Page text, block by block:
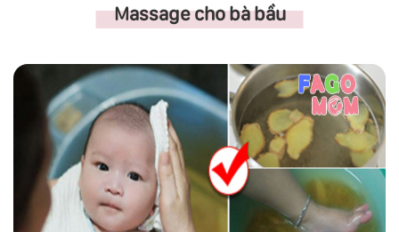
Massage cho bà bầu